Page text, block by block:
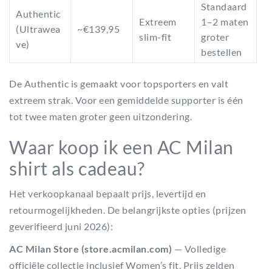
Authentic
(Ultrawea
ve)
~€139,95
Extreem
slim-fit
Standaard
1–2 maten
groter
bestellen
De Authentic is gemaakt voor topsporters en valt
extreem strak. Voor een gemiddelde supporter is één
tot twee maten groter geen uitzondering.
Waar koop ik een AC Milan
shirt als cadeau?
Het verkoopkanaal bepaalt prijs, levertijd en
retourmogelijkheden. De belangrijkste opties (prijzen
geverifieerd juni 2026):
AC Milan Store (store.acmilan.com) — Volledige
officiële collectie inclusief Women’s fit. Prijs zelden